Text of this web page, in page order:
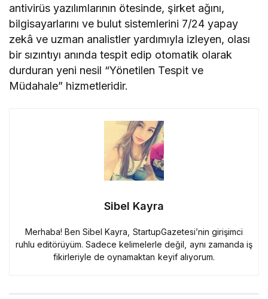
antivirüs yazılımlarının ötesinde, şirket ağını,
bilgisayarlarını ve bulut sistemlerini 7/24 yapay
zekâ ve uzman analistler yardımıyla izleyen, olası
bir sızıntıyı anında tespit edip otomatik olarak
durduran yeni nesil “Yönetilen Tespit ve
Müdahale” hizmetleridir.
Sibel Kayra
Merhaba! Ben Sibel Kayra, StartupGazetesi’nin girişimci
ruhlu editörüyüm. Sadece kelimelerle değil, aynı zamanda iş
fikirleriyle de oynamaktan keyif alıyorum.